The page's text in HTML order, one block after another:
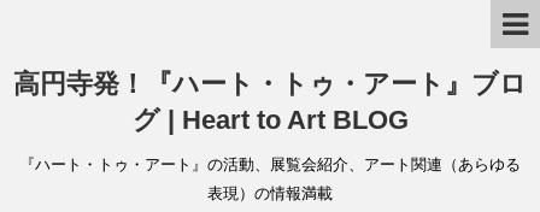
高円寺発！『ハート・トゥ・アート』ブロ
グ | Heart to Art BLOG
『ハート・トゥ・アート』の活動、展覧会紹介、アート関連（あらゆる
表現）の情報満載